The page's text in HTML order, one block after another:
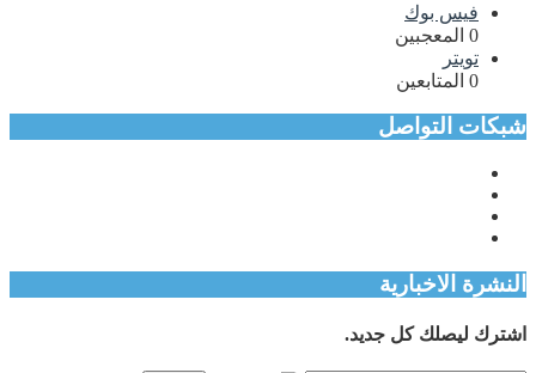
فيس بوك
0 المعجبين
تويتر
0 المتابعين
شبكات التواصل
النشرة الاخبارية
اشترك ليصلك كل جديد.